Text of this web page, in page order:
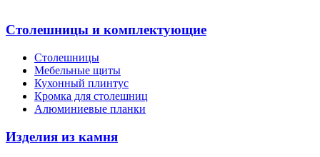
Столешницы и комплектующие
Столешницы
Мебельные щиты
Кухонный плинтус
Кромка для столешниц
Алюминиевые планки
Изделия из камня